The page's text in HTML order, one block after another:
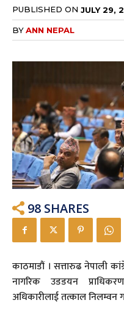
PUBLISHED ON JULY 29,
BYANN NEPAL
98 SHARES
काठमाडौं । सत्तारुढ नेपाली
नागरिक उडडयन
अधिकारीलाई तत्काल निलम्वन